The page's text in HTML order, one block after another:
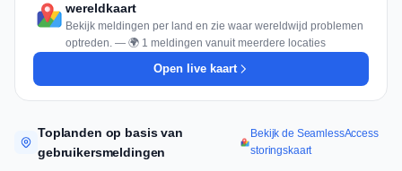
wereldkaart
Bekijk meldingen per land en zie waar wereldwijd problemen
optreden. — 🌍 1 meldingen vanuit meerdere locaties
Open live kaart
Toplanden op basis van
gebruikersmeldingen
Bekijk de SeamlessAccess
storingskaart